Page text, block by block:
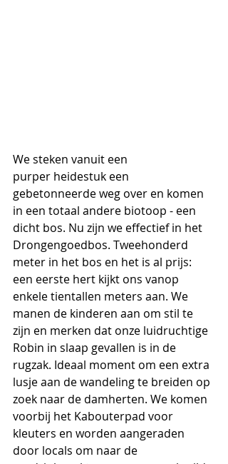
We steken vanuit een
purper heidestuk een
gebetonneerde weg over en komen
in een totaal andere biotoop - een
dicht bos. Nu zijn we effectief in het
Drongengoedbos. Tweehonderd
meter in het bos en het is al prijs:
een eerste hert kijkt ons vanop
enkele tientallen meters aan. We
manen de kinderen aan om stil te
zijn en merken dat onze luidruchtige
Robin in slaap gevallen is in de
rugzak. Ideaal moment om een extra
lusje aan de wandeling te breiden op
zoek naar de damherten. We komen
voorbij het Kabouterpad voor
kleuters en worden aangeraden
door locals om naar de